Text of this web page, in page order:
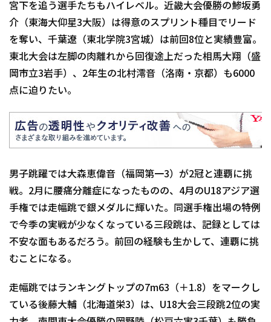
宮下を追う選手たちもハイレベル。近畿大会優勝の鯵坂勇
介（東海大仰星3大阪）は得意のスプリント種目でリード
を奪い、千葉遼（東北学院3宮城）は前回8位と実績豊富。
東北大会は左脚の肉離れから回復途上だった相馬大翔（盛
岡市立3岩手）、2年生の北村澪音（洛南・京都）も6000
点に迫りたい。
男子跳躍では大森恵偉音（福岡第一3）が2冠と連覇に挑
戦。2月に腰痛分離症になったものの、4月のU18アジア選
手権では走幅跳で銀メダルに輝いた。同選手権出場の特例
で今季の実戦が少なくなっている三段跳は、記録としては
不安な面もあるだろう。前回の経験も生かして、連覇に挑
むことになる。
走幅跳ではランキングトップの7m63（＋1.8）をマークし
ている後藤大輔（北海道栄3）は、U18大会三段跳2位の実